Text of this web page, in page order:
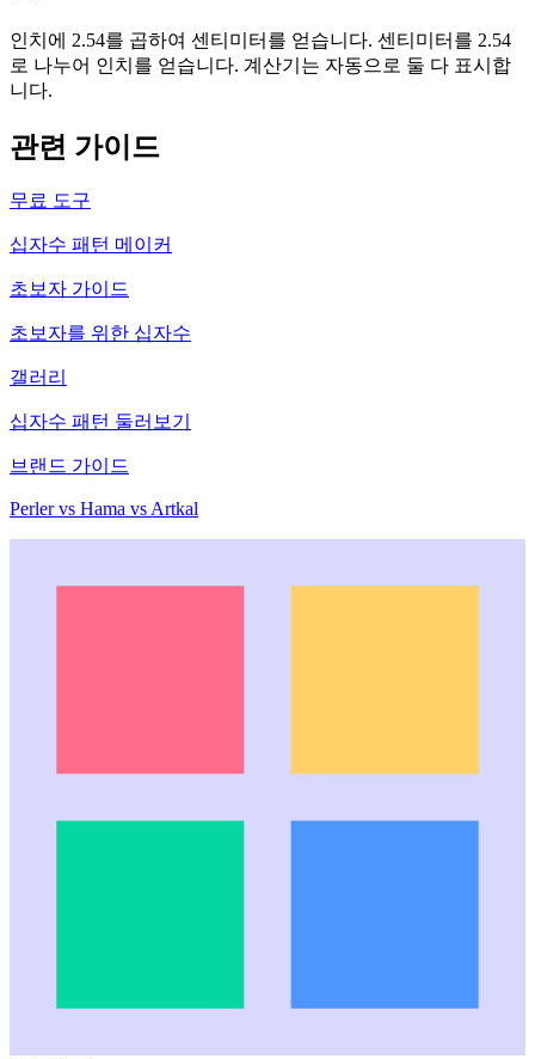
인치에 2.54를 곱하여 센티미터를 얻습니다. 센티미터를 2.54
로 나누어 인치를 얻습니다. 계산기는 자동으로 둘 다 표시합
니다.
관련 가이드
무료 도구
십자수 패턴 메이커
초보자 가이드
초보자를 위한 십자수
갤러리
십자수 패턴 둘러보기
브랜드 가이드
Perler vs Hama vs Artkal